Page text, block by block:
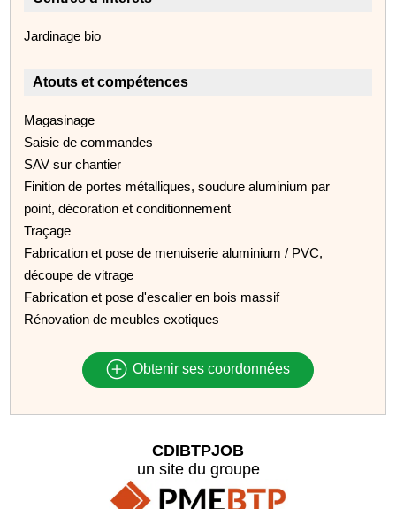
Jardinage bio
Atouts et compétences
Magasinage
Saisie de commandes
SAV sur chantier
Finition de portes métalliques, soudure aluminium par
point, décoration et conditionnement
Traçage
Fabrication et pose de menuiserie aluminium / PVC,
découpe de vitrage
Fabrication et pose d'escalier en bois massif
Rénovation de meubles exotiques
Obtenir ses coordonnées
CDIBTPJOB
un site du groupe